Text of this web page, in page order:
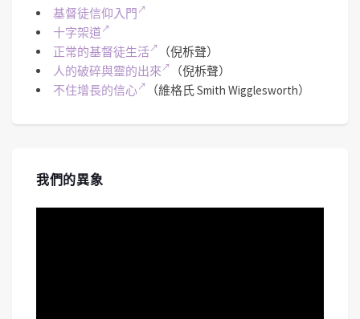
基督徒信仰入門
十字架道
正常的基督徒生活
（倪柝聲）
人的破碎與靈的出來
（倪柝聲）
不住增長的信心
（維格氏 Smith Wigglesworth）
我們的異象